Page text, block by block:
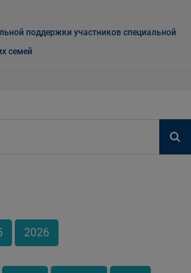
поддержки участников специальной
семей
2026